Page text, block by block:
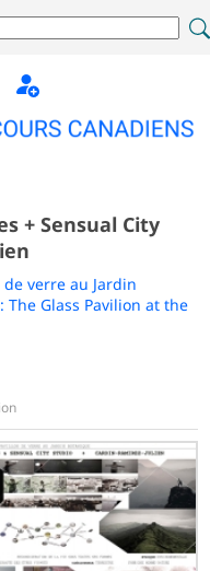
+ Sensual City
verre au Jardin
The Glass Pavilion at the